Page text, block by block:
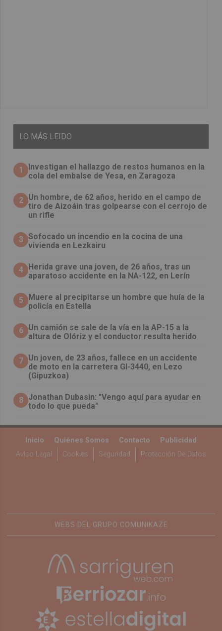
LO MÁS LEIDO
1
Investigan el hallazgo de restos humanos en la
cola del embalse de Yesa, en Zaragoza
2 Un hombre, de 62 años, herido en el campo de
tiro de Aizoáin tras golpearse con el cerrojo de
un rifle
3 Sofocado un incendio en la cocina de una
vivienda en Lezkairu
4 Herida grave una joven, de 26 años, tras un
aparatoso accidente en la NA-122, en Lerín
5
Muere al precipitarse un hombre que huía de la
policía en Estella
6 Un camión se sale de la vía en la AP-15 a la
altura de Olóriz y el conductor resulta herido
7 Un joven, de 23 años, fallece en un accidente
de moto en la carretera GI-3440, en Lezo
(Gipuzkoa)
8 Jonathan Dubasin: "Vengo aquí para ayudar en
todo lo que pueda"
Inicio Quiénes Somos Contacto
Publicidad
Aviso Legal
Cookies Seguridad Protección De Datos
WEBS DEL GRUPO COMUNIKAZE